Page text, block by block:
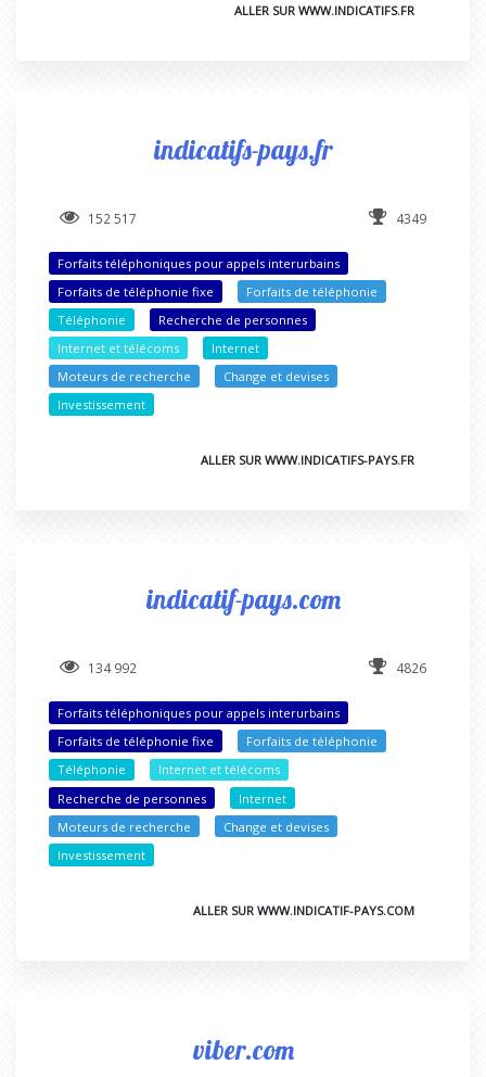
ALLER SUR WWW.INDICATIFS.FR
indicatifs-pays.fr
152 517 4349
Forfaits téléphoniques pour appels interurbains
Forfaits de téléphonie fixe
Forfaits de téléphonie
Téléphonie
Recherche de personnes
Internet et télécoms
Internet
Moteurs de recherche
Change et devises
Investissement
ALLER SUR WWW.INDICATIFS-PAYS.FR
indicatif-pays.com
134 992 4826
Forfaits téléphoniques pour appels interurbains
Forfaits de téléphonie fixe
Forfaits de téléphonie
Téléphonie
Internet et télécoms
Recherche de personnes
Internet
Moteurs de recherche
Change et devises
Investissement
ALLER SUR WWW.INDICATIF-PAYS.COM
viber.com